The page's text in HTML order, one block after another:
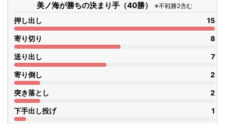
美ノ海が勝ちの決まり手（40勝） ※不戦勝2含む
押し出し 15
寄り切り 8
送り出し 7
寄り倒し 2
突き落とし 2
下手出し投げ 1